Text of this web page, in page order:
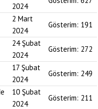
2024
2 Mart
2024
Gösterim: 191
24 Şubat
2024
Gösterim: 272
17 Şubat
2024
Gösterim: 249
10 Şubat
2024
Gösterim: 211